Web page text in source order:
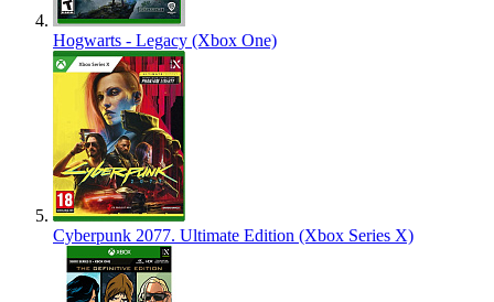
Hogwarts - Legacy (Xbox One)
Cyberpunk 2077. Ultimate Edition (Xbox Series X)